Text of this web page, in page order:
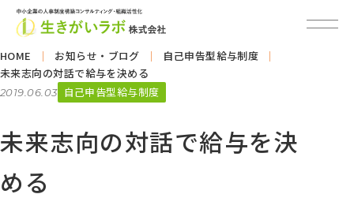
HOME お知らせ・ブログ
自己申告型給与制度
未来志向の対話で給与を決める
2019.06.03 自己申告型給与制度
未来志向の対話で給与を決
める